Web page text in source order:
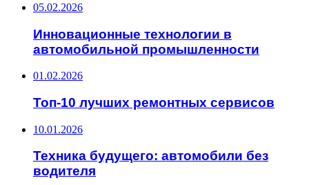
05.02.2026
Инновационные технологии в
автомобильной промышленности
01.02.2026
Топ-10 лучших ремонтных сервисов
10.01.2026
Техника будущего: автомобили без
водителя